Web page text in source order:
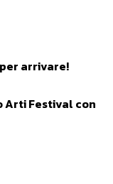
arrivare!
Arti Festival con